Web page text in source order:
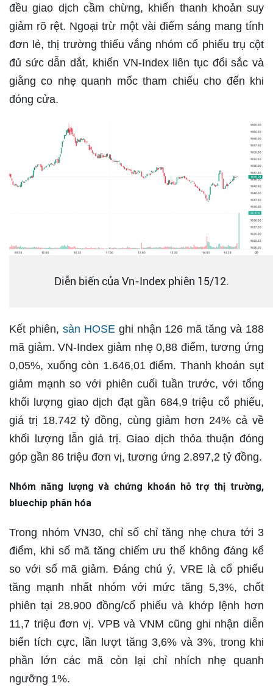
đều giao dịch cầm chừng, khiến thanh khoản suy
giảm rõ rệt. Ngoại trừ một vài điểm sáng mang tính
đơn lẻ, thị trường thiếu vắng nhóm cổ phiếu trụ cột
đủ sức dẫn dắt, khiến VN-Index liên tục đổi sắc và
giằng co nhẹ quanh mốc tham chiếu cho đến khi
đóng cửa.
Diễn biến của Vn-Index phiên 15/12.
Kết phiên, sàn HOSEghi nhận 126 mã tăng và 188
mã giảm. VN-Index giảm nhẹ 0,88 điểm, tương ứng
0,05%, xuống còn 1.646,01 điểm. Thanh khoản sụt
giảm mạnh so với phiên cuối tuần trước, với tổng
khối lượng giao dịch đạt gần 684,9 triệu cổ phiếu,
giá trị 18.742 tỷ đồng, cùng giảm hơn 24% cả về
khối lượng lẫn giá trị. Giao dịch thỏa thuận đóng
góp gần 86 triệu đơn vị, tương ứng 2.897,2 tỷ đồng.
Nhóm năng lượng và chứng khoán hỗ trợ thị trường,
bluechip phân hóa
Trong nhóm VN30, chỉ số chỉ tăng nhẹ chưa tới 3
điểm, khi số mã tăng chiếm ưu thế không đáng kể
so với số mã giảm. Đáng chú ý, VRE là cổ phiếu
tăng mạnh nhất nhóm với mức tăng 5,3%, chốt
phiên tại 28.900 đồng/cổ phiếu và khớp lệnh hơn
11,7 triệu đơn vị. VPB và VNM cũng ghi nhận diễn
biến tích cực, lần lượt tăng 3,6% và 3%, trong khi
phần lớn các mã còn lại chỉ nhích nhẹ quanh
ngưỡng 1%.